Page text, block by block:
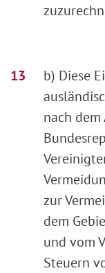
b) Diese
nach
zur
dem
und vom
Steuern